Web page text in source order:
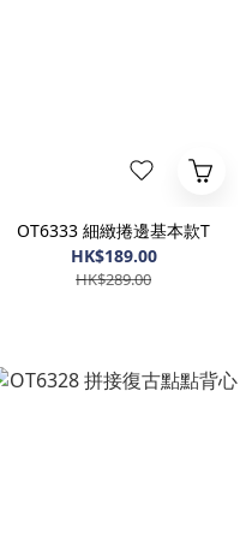
OT6333 細緻捲邊基本款T
HK$189.00
HK$289.00